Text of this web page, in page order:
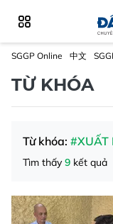
SGGP Online 中文
TỪ KHÓA
Từ khóa: #XUẤT
Tìm thấy 9 kết quả